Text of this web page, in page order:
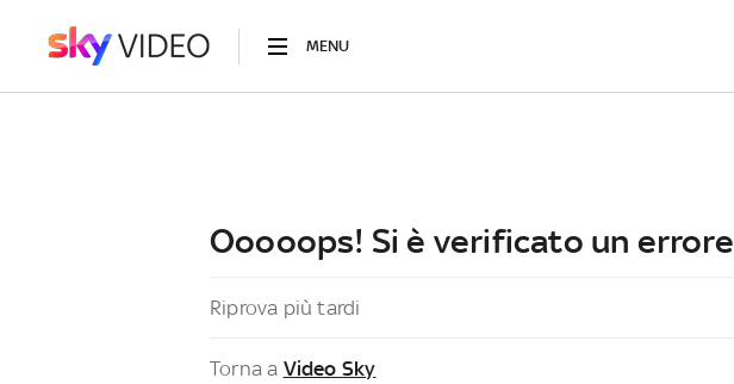
MENU
Ooooops! Si è verificato un errore
Riprova più tardi
Torna a Video Sky